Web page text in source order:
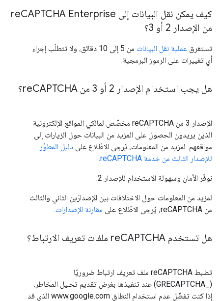
كيف يمكن نقل البيانات إلى re CAPTCHA Enterprise
من الإصدار 2 أو 3؟
تستغرق عملية نقل البيانات
من 5 إلى 10 دقائق، ولا تتطلّب إجراء
أي تغييرات على الرموز البرمجية.
هل يجب استخدام الإصدار 2 أو 3 من re CAPTCHA؟
الإصدار 3 من reCAPTCHA مخصّص لمالكي المواقع الإلكترونية
الذين يريدون الحصول على المزيد من البيانات حول الزيارات إلى
مواقعهم. لمزيد من المعلومات، يُرجى الاطّلاع على دليل المطوِّر
للإصدار الثالث من خدمة reCAPTCHA
.
نوفّر الأمان وسهولة الاستخدام للإصدار 2.
لمزيد من المعلومات حول الاختلافات بين الإصدارَين الثاني والثالث
من reCAPTCHA، يُرجى الاطّلاع على
مقارنة الإصدارات.
هل تستخدم re CAPTCHA ملفات تعريف الارتباط؟
تضبط reCAPTCHA ملف تعريف ارتباط ضروريًا
(_GRECAPTCHA) عند تنفيذها بغرض تقديم تحليل المخاطر.
إذا كنت تفضّل عدم استخدام النطاق www.google.com الذي قد